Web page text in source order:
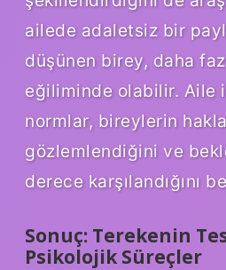
ailede adaletsiz bir
düşünen birey, daha
eğiliminde olabilir. Aile
normlar, bireylerin
gözlemlendiğini ve
derece karşılandığını
Sonuç: Terekenin
Psikolojik Süreçler